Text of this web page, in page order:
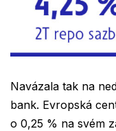
Navázala tak na
bank. Evropská
o 0,25 % na svém